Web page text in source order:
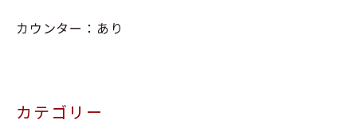
カウンター：あり
カテゴリー